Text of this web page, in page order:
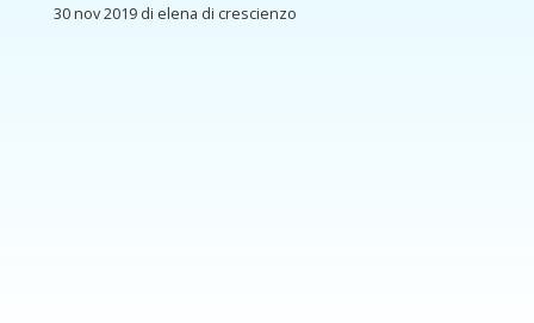
30 nov 2019 di elena di crescienzo